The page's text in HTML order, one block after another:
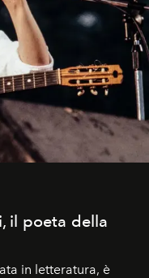
il poeta della
in letteratura, è